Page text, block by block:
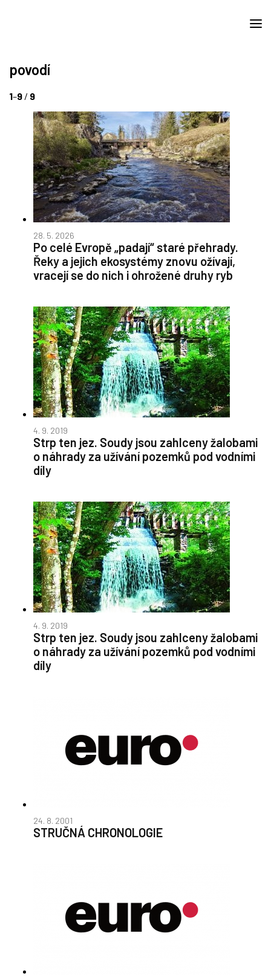
povodí
1–9 / 9
28. 5. 2026
Po celé Evropě „padají“ staré přehrady.
Řeky a jejich ekosystémy znovu ožívají,
vracejí se do nich i ohrožené druhy ryb
4. 9. 2019
Strp ten jez. Soudy jsou zahlceny žalobami
o náhrady za užívání pozemků pod vodními
díly
4. 9. 2019
Strp ten jez. Soudy jsou zahlceny žalobami
o náhrady za užívání pozemků pod vodními
díly
24. 8. 2001
STRUČNÁ CHRONOLOGIE